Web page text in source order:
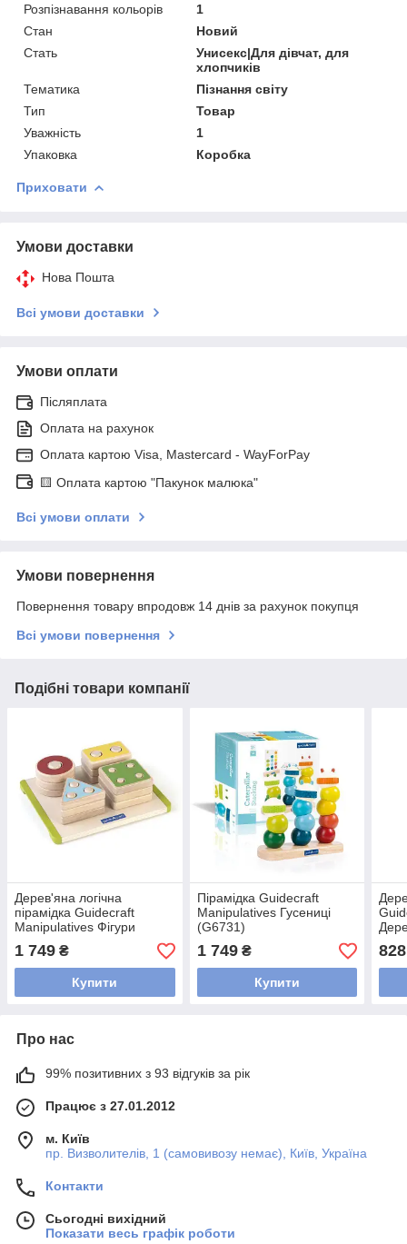
Розпізнавання кольорів
1
Стан
Новий
Стать
Унисекс|Для дівчат, для
хлопчиків
Тематика
Пізнання світу
Тип
Товар
Уважність
1
Упаковка
Коробка
Приховати
Умови доставки
Нова Пошта
Всі умови доставки
Умови оплати
Післяплата
Оплата на рахунок
Оплата картою Visa, Mastercard - WayForPay
🟨 Оплата картою "Пакунок малюка"
Всі умови оплати
Умови повернення
Повернення товару впродовж 14 днів за рахунок покупця
Всі умови повернення
Подібні товари компанії
Дерев'яна логічна
пірамідка Guidecraft
Manipulatives Фігури
геометрії (G6738)
1 749 ₴
Купити
Пірамідка Guidecraft
Manipulatives Гусениці
(G6731)
1 749₴
Купити
828
Про нас
99% позитивних з 93 відгуків за рік
Працює з 27.01.2012
м. Київ
пр. Визволителів, 1 (самовивозу немає), Київ, Україна
Контакти
Сьогодні вихідний
Показати весь графік роботи